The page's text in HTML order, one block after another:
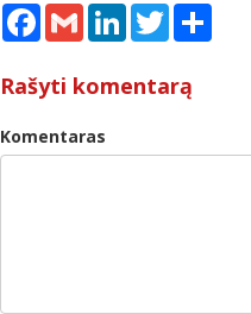
FacebookGmail LinkedInTwitter
Rašyti komentarą
Komentaras